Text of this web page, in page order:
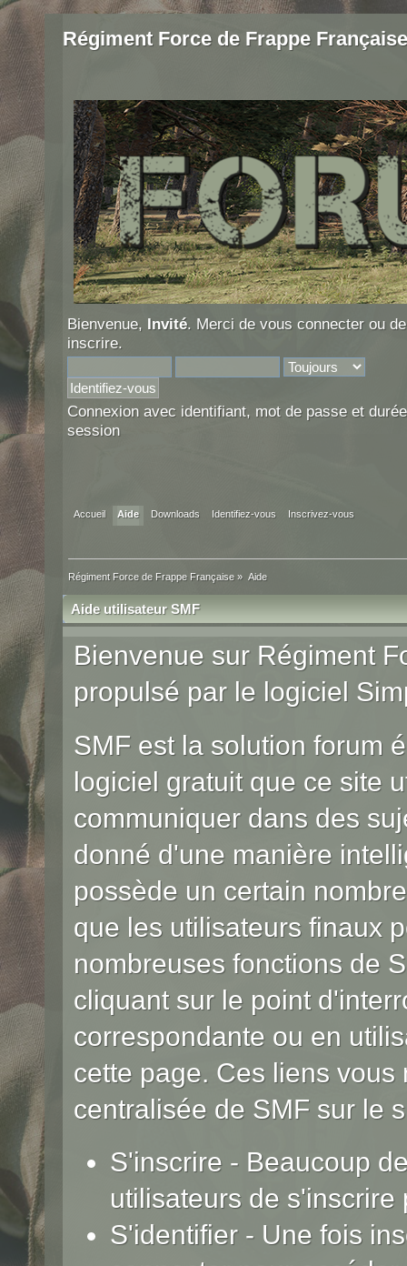
Régiment Force de Frappe Française
Bienvenue, Invité. Merci de vous connecter ou
inscrire.
Connexion avec identifiant, mot de passe et
session
Accueil Aide Downloads Identifiez-vous Inscrivez-vous
Régiment Force de Frappe Française » Aide
Aide utilisateur SMF
Bienvenue sur Régiment
propulsé par le logiciel
SMF est la solution forum
logiciel gratuit que ce site
communiquer dans des
donné d'une manière
possède un certain
que les utilisateurs finaux
nombreuses fonctions de
cliquant sur le point
correspondante ou en
cette page. Ces liens
centralisée de SMF sur le
S'inscrire - Beaucoup
utilisateurs de
S'identifier- Une fois